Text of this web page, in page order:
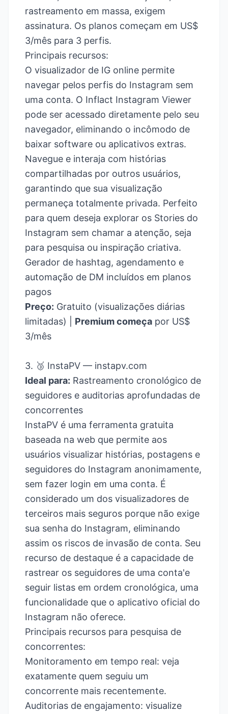
rastreamento em massa, exigem
assinatura. Os planos começam em US$
3/mês para 3 perfis.
Principais recursos:
O visualizador de IG online permite
navegar pelos perfis do Instagram sem
uma conta. O Inflact Instagram Viewer
pode ser acessado diretamente pelo seu
navegador, eliminando o incômodo de
baixar software ou aplicativos extras.
Navegue e interaja com histórias
compartilhadas por outros usuários,
garantindo que sua visualização
permaneça totalmente privada. Perfeito
para quem deseja explorar os Stories do
Instagram sem chamar a atenção, seja
para pesquisa ou inspiração criativa.
Gerador de hashtag, agendamento e
automação de DM incluídos em planos
pagos
Preço: Gratuito (visualizações diárias
limitadas) | Premium começa por US$
3/mês
3. 🥉 InstaPV — instapv.com
Ideal para: Rastreamento cronológico de
seguidores e auditorias aprofundadas de
concorrentes
InstaPV é uma ferramenta gratuita
baseada na web que permite aos
usuários visualizar histórias, postagens e
seguidores do Instagram anonimamente,
sem fazer login em uma conta. É
considerado um dos visualizadores de
terceiros mais seguros porque não exige
sua senha do Instagram, eliminando
assim os riscos de invasão de conta. Seu
recurso de destaque é a capacidade de
rastrear os seguidores de uma conta'e
seguir listas em ordem cronológica, uma
funcionalidade que o aplicativo oficial do
Instagram não oferece.
Principais recursos para pesquisa de
concorrentes:
Monitoramento em tempo real: veja
exatamente quem seguiu um
concorrente mais recentemente.
Auditorias de engajamento: visualize